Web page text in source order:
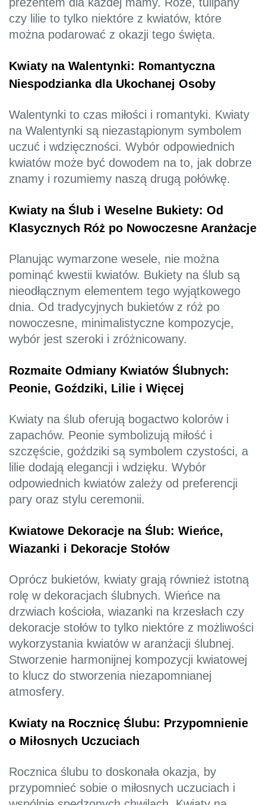
prezentem dla każdej mamy. Róże, tulipany
czy lilie to tylko niektóre z kwiatów, które
można podarować z okazji tego święta.
Kwiaty na Walentynki: Romantyczna
Niespodzianka dla Ukochanej Osoby
Walentynki to czas miłości i romantyki. Kwiaty
na Walentynki są niezastąpionym symbolem
uczuć i wdzięczności. Wybór odpowiednich
kwiatów może być dowodem na to, jak dobrze
znamy i rozumiemy naszą drugą połówkę.
Kwiaty na Ślub i Weselne Bukiety: Od
Klasycznych Róż po Nowoczesne Aranżacje
Planując wymarzone wesele, nie można
pominąć kwestii kwiatów. Bukiety na ślub są
nieodłącznym elementem tego wyjątkowego
dnia. Od tradycyjnych bukietów z róż po
nowoczesne, minimalistyczne kompozycje,
wybór jest szeroki i zróżnicowany.
Rozmaite Odmiany Kwiatów Ślubnych:
Peonie, Goździki, Lilie i Więcej
Kwiaty na ślub oferują bogactwo kolorów i
zapachów. Peonie symbolizują miłość i
szczęście, goździki są symbolem czystości, a
lilie dodają elegancji i wdzięku. Wybór
odpowiednich kwiatów zależy od preferencji
pary oraz stylu ceremonii.
Kwiatowe Dekoracje na Ślub: Wieńce,
Wiazanki i Dekoracje Stołów
Oprócz bukietów, kwiaty grają również istotną
rolę w dekoracjach ślubnych. Wieńce na
drzwiach kościoła, wiazanki na krzesłach czy
dekoracje stołów to tylko niektóre z możliwości
wykorzystania kwiatów w aranżacji ślubnej.
Stworzenie harmonijnej kompozycji kwiatowej
to klucz do stworzenia niezapomnianej
atmosfery.
Kwiaty na Rocznicę Ślubu: Przypomnienie
o Miłosnych Uczuciach
Rocznica ślubu to doskonała okazja, by
przypomnieć sobie o miłosnych uczuciach i